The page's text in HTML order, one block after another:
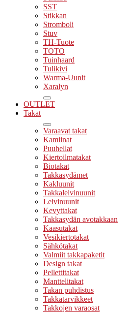
SST
Stikkan
Stromboli
Stuv
TH-Tuote
TOTO
Tuinhaard
Tulikivi
Warma-Uunit
Xaralyn
OUTLET
Takat
Varaavat takat
Kamiinat
Puuhellat
Kiertoilmatakat
Biotakat
Takkasydämet
Kakluunit
Takkaleivinuunit
Leivinuunit
Kevyttakat
Takkasydän avotakkaan
Kaasutakat
Vesikiertotakat
Sähkötakat
Valmiit takkapaketit
Design takat
Pellettitakat
Manttelitakat
Takan puhdistus
Takkatarvikkeet
Takkojen varaosat